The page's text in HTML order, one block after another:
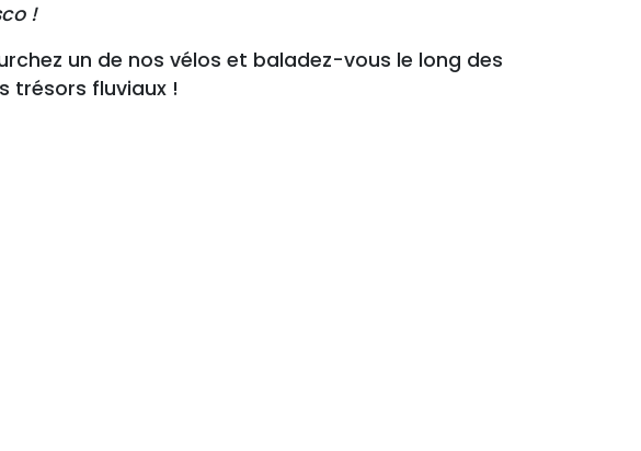
!
un de nos vélos et baladez-vous le long des
trésors fluviaux !